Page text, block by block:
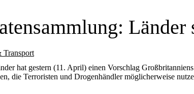
Transport
hat gestern (11. April) einen Vorschlag
die Terroristen und Drogenhändler möglicherweise